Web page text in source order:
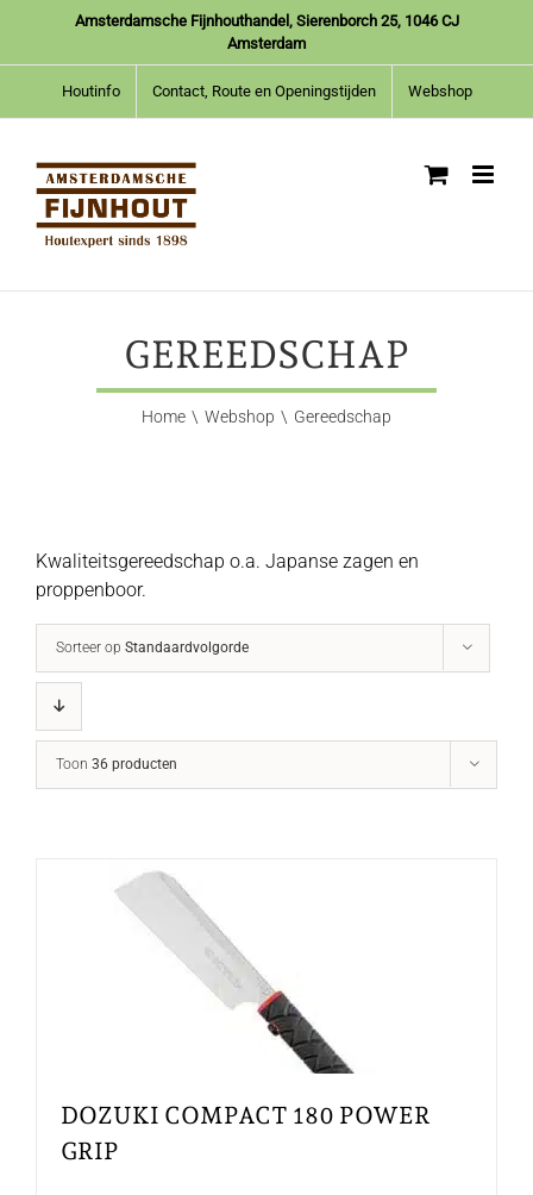
inhoud
Amsterdamsche Fijnhouthandel, Sierenborch 25, 1046 CJ
Amsterdam
Houtinfo Contact, Route en Openingstijden Webshop
GEREEDSCHAP
Home Webshop Gereedschap
Kwaliteitsgereedschap o.a. Japanse zagen en
proppenboor.
Sorteer op Standaardvolgorde
Toon 36 producten
DOZUKI COMPACT 180 POWER
GRIP